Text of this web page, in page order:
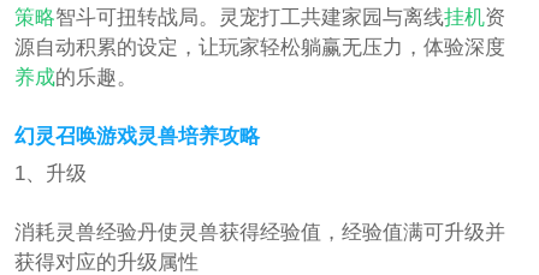
策略智斗可扭转战局。灵宠打工共建家园与离线挂机资
源自动积累的设定，让玩家轻松躺赢无压力，体验深度
养成的乐趣。
幻灵召唤游戏灵兽培养攻略
1、升级
消耗灵兽经验丹使灵兽获得经验值，经验值满可升级并
获得对应的升级属性